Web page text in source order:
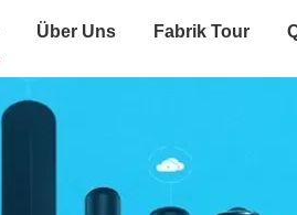
Über Uns Fabrik Tour